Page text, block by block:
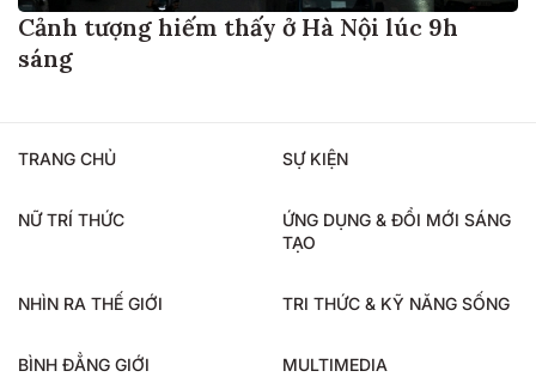
Cảnh tượng hiếm thấy ở Hà Nội lúc 9h
sáng
TRANG CHỦ SỰ KIỆN
NỮ TRÍ THỨC
ỨNG DỤNG & ĐỔI MỚI SÁNG
TẠO
NHÌN RA THẾ GIỚI TRI THỨC & KỸ NĂNG SỐNG
BÌNH ĐẲNG GIỚI MULTIMEDIA